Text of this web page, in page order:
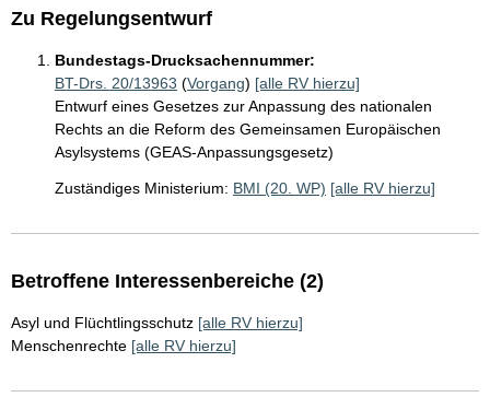
Zu Regelungsentwurf
Bundestags-Drucksachennummer:
BT-Drs. 20/13963 (Vorgang) [alle RV hierzu]
Entwurf eines Gesetzes zur Anpassung des nationalen
Rechts an die Reform des Gemeinsamen Europäischen
Asylsystems (GEAS-Anpassungsgesetz)
Zuständiges Ministerium: BMI (20. WP) [alle RV hierzu]
Betroffene Interessenbereiche (2)
Asyl und Flüchtlingsschutz [alle RV hierzu]
Menschenrechte [alle RV hierzu]